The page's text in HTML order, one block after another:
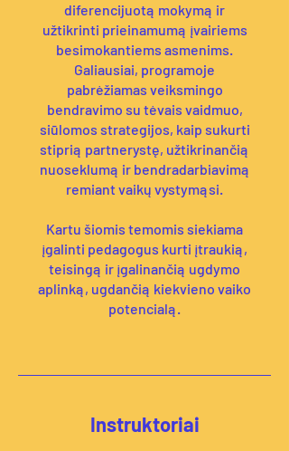
diferencijuotą mokymą ir
užtikrinti prieinamumą įvairiems
besimokantiems asmenims.
Galiausiai, programoje
pabrėžiamas veiksmingo
bendravimo su tėvais vaidmuo,
siūlomos strategijos, kaip sukurti
stiprią partnerystę, užtikrinančią
nuoseklumą ir bendradarbiavimą
remiant vaikų vystymąsi.
Kartu šiomis temomis siekiama
įgalinti pedagogus kurti įtraukią,
teisingą ir įgalinančią ugdymo
aplinką, ugdančią kiekvieno vaiko
potencialą.
Instruktoriai